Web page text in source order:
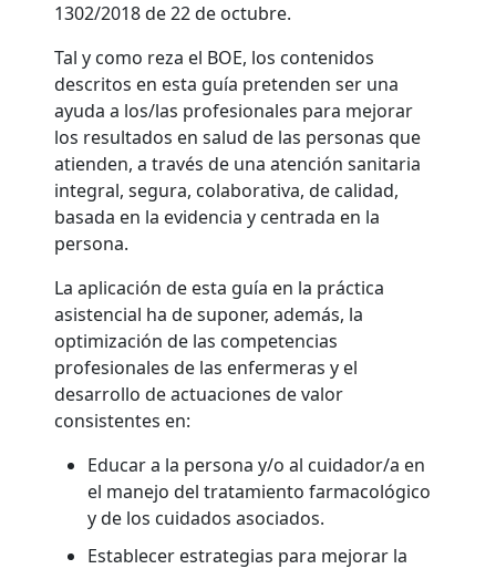
1302/2018 de 22 de octubre.
Tal y como reza el BOE, los contenidos
descritos en esta guía pretenden ser una
ayuda a los/las profesionales para mejorar
los resultados en salud de las personas que
atienden, a través de una atención sanitaria
integral, segura, colaborativa, de calidad,
basada en la evidencia y centrada en la
persona.
La aplicación de esta guía en la práctica
asistencial ha de suponer, además, la
optimización de las competencias
profesionales de las enfermeras y el
desarrollo de actuaciones de valor
consistentes en:
Educar a la persona y/o al cuidador/a en
el manejo del tratamiento farmacológico
y de los cuidados asociados.
Establecer estrategias para mejorar la